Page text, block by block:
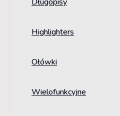
Highlighters
Ołówki
Wielofunkcyjne